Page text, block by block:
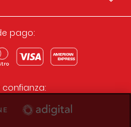
pago: